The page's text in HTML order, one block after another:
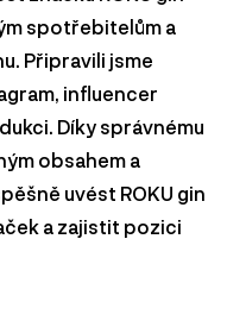
spotřebitelům a
Připravili jsme
influencer
Díky správnému
obsahem a
uvést ROKU gin
a zajistit pozici